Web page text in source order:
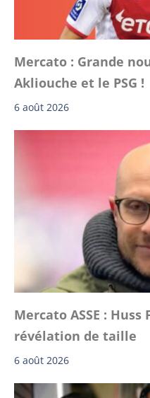
Mercato : Grande
Akliouche et le PSG !
6 août 2026
Mercato ASSE :
révélation de taille
6 août 2026